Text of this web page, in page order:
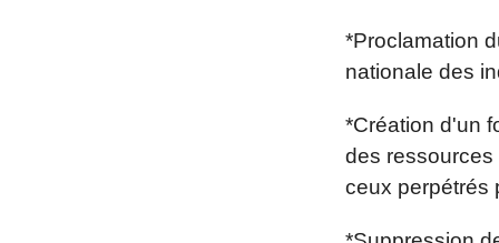
*Proclamation
nationale des
*Création d'un
des ressources
ceux perpétrés